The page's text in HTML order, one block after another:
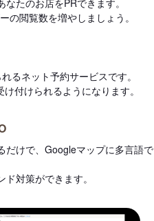
の閲覧数を増やしましょう。
るネット予約サービスです。
付けられるようになります。
だけで、Googleマップに多言語で
対策ができます。